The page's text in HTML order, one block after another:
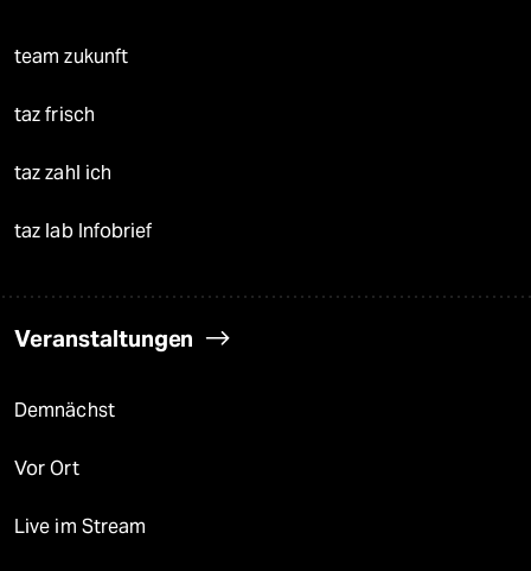
team zukunft
taz frisch
taz zahl ich
taz lab Infobrief
Veranstaltungen
Demnächst
Vor Ort
Live im Stream